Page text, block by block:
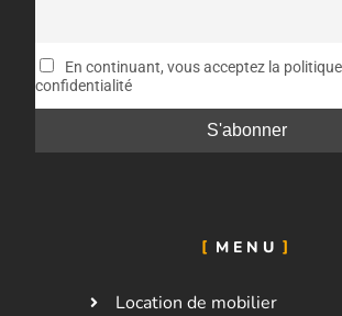
En continuant, vous acceptez la
confidentialité
MENU
Location de mobilier